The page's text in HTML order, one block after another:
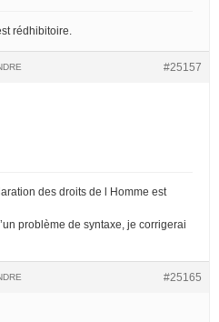
rédhibitoire.
#25157
des droits de l Homme est
problème de syntaxe, je corrigerai
#25165